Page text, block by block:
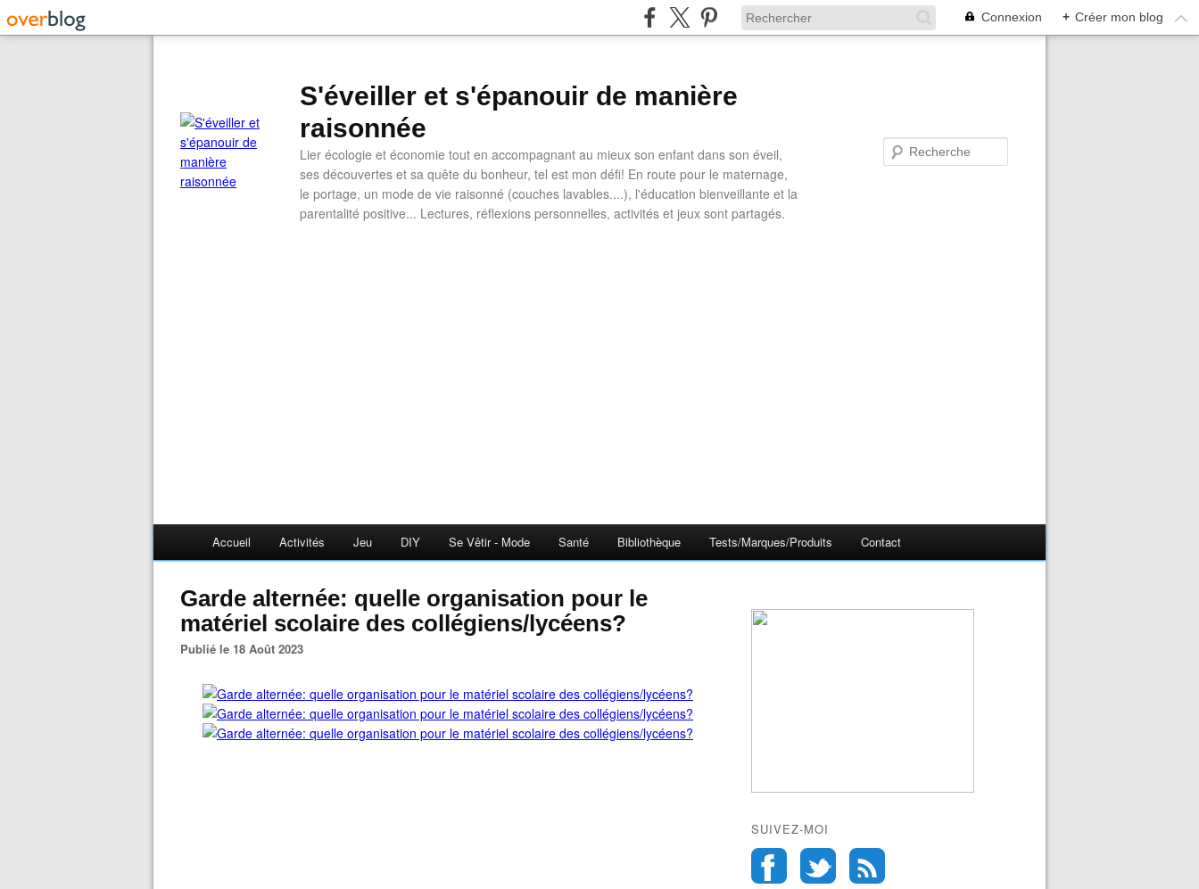
Connexion + Créer mon blog
S'éveiller et s'épanouir de manière
raisonnée
Lier écologie et économie tout en accompagnant au mieux son enfant dans son éveil,
ses découvertes et sa quête du bonheur, tel est mon défi! En route pour le maternage,
le portage, un mode de vie raisonné (couches lavables....), l'éducation bienveillante et la
parentalité positive... Lectures, réflexions personnelles, activités et jeux sont partagés.
Accueil Activités Jeu DIY Se Vêtir - Mode Santé Bibliothèque Tests/Marques/Produits Contact
Garde alternée: quelle organisation pour le
matériel scolaire des collégiens/lycéens?
Publié le 18 Août 2023
SUIVEZ-MOI